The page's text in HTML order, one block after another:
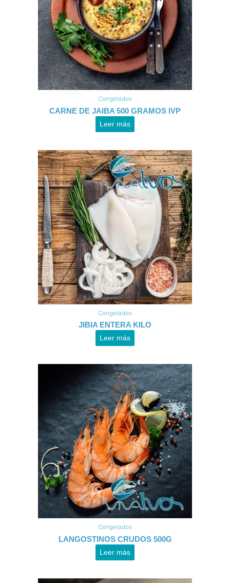
Congelados
CARNE DE JAIBA 500 GRAMOS IVP
Leer más
Congelados
JIBIA ENTERA KILO
Leer más
Congelados
LANGOSTINOS CRUDOS 500G
Leer más